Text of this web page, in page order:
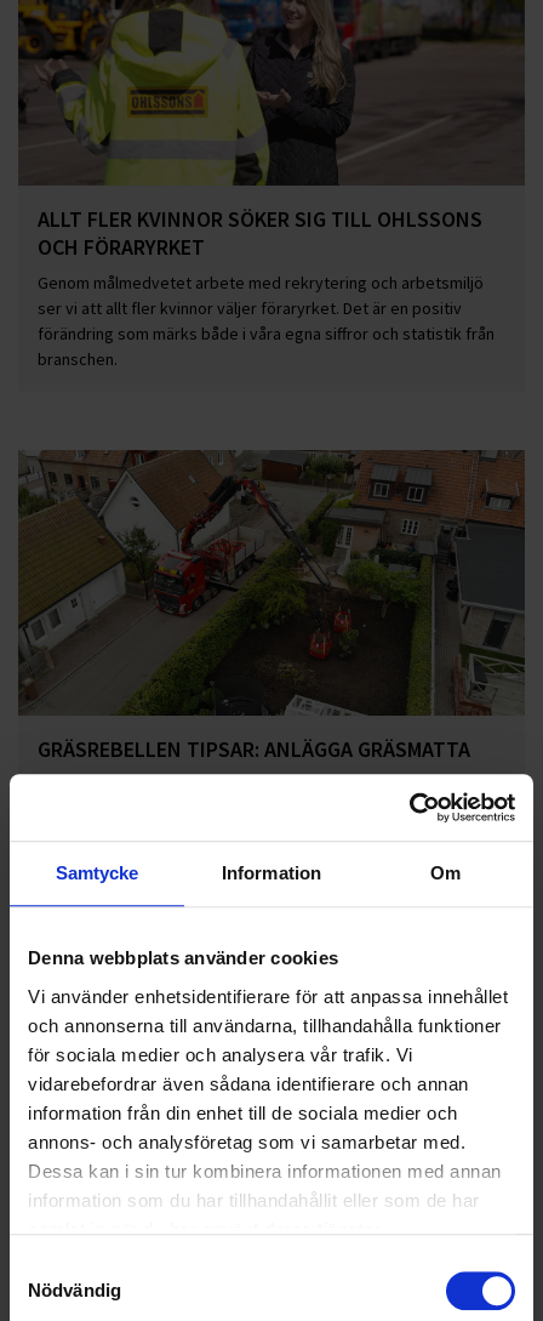
Samtycke Information Om
Denna webbplats använder cookies
Vi använder enhetsidentifierare för att anpassa innehållet
och annonserna till användarna, tillhandahålla funktioner
för sociala medier och analysera vår trafik. Vi
vidarebefordrar även sådana identifierare och annan
information från din enhet till de sociala medier och
annons- och analysföretag som vi samarbetar med.
Dessa kan i sin tur kombinera informationen med annan
information som du har tillhandahållit eller som de har
Nödvändig
ALLT FLER KVINNOR SÖKER SIG TILL OHLSSONS
OCH FÖRARYRKET
Genom målmedvetet arbete med rekrytering och arbetsmiljö
ser vi att allt fler kvinnor väljer föraryrket. Det är en positiv
förändring som märks både i våra egna siffror och statistik från
branschen.
GRÄSREBELLEN TIPSAR: ANLÄGGA GRÄSMATTA
väljer att så eller rulla färdigt gräs är hösten bästa tiden för ditt
projekt. Under höstmånaderna är marken varm, luften fuktig och
fåglarna mätta.
Melker "Gräsrebellen" Bengtsson